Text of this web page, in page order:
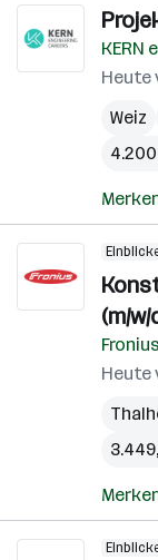
KERN
Weiz
(m/w/
Fronius